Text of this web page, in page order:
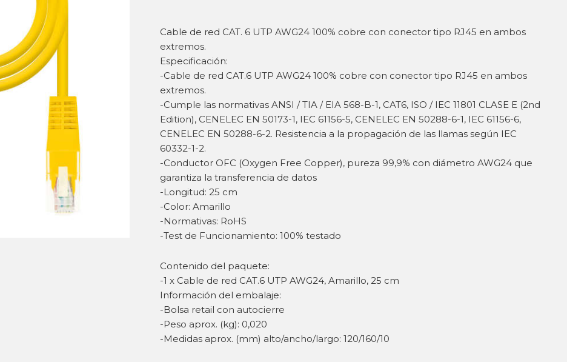
Cable de red CAT. 6 UTP AWG24 100% cobre con conector tipo RJ45 en ambos
extremos.
Especificación:
-Cable de red CAT.6 UTP AWG24 100% cobre con conector tipo RJ45 en ambos
extremos.
-Cumple las normativas ANSI / TIA / EIA 568-B-1, CAT6, ISO / IEC 11801 CLASE E (2nd
Edition), CENELEC EN 50173-1, IEC 61156-5, CENELEC EN 50288-6-1, IEC 61156-6,
CENELEC EN 50288-6-2. Resistencia a la propagación de las llamas según IEC
60332-1-2.
-Conductor OFC (Oxygen Free Copper), pureza 99,9% con diámetro AWG24 que
garantiza la transferencia de datos
-Longitud: 25 cm
-Color: Amarillo
-Normativas: RoHS
-Test de Funcionamiento: 100% testado
Contenido del paquete:
-1 x Cable de red CAT.6 UTP AWG24, Amarillo, 25 cm
Información del embalaje:
-Bolsa retail con autocierre
-Peso aprox. (kg): 0,020
-Medidas aprox. (mm) alto/ancho/largo: 120/160/10